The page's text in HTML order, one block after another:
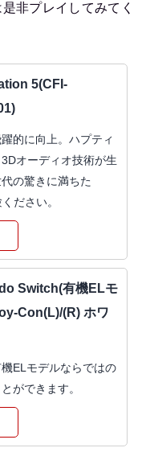
非プレイしてみてく
5(CFI-
的に向上。ハプティ
オーディオ技術が生
の驚きに満ちた
ださい。
Switch(有機ELモ
Con(L)/(R) ホワ
ELモデルならではの
ができます。